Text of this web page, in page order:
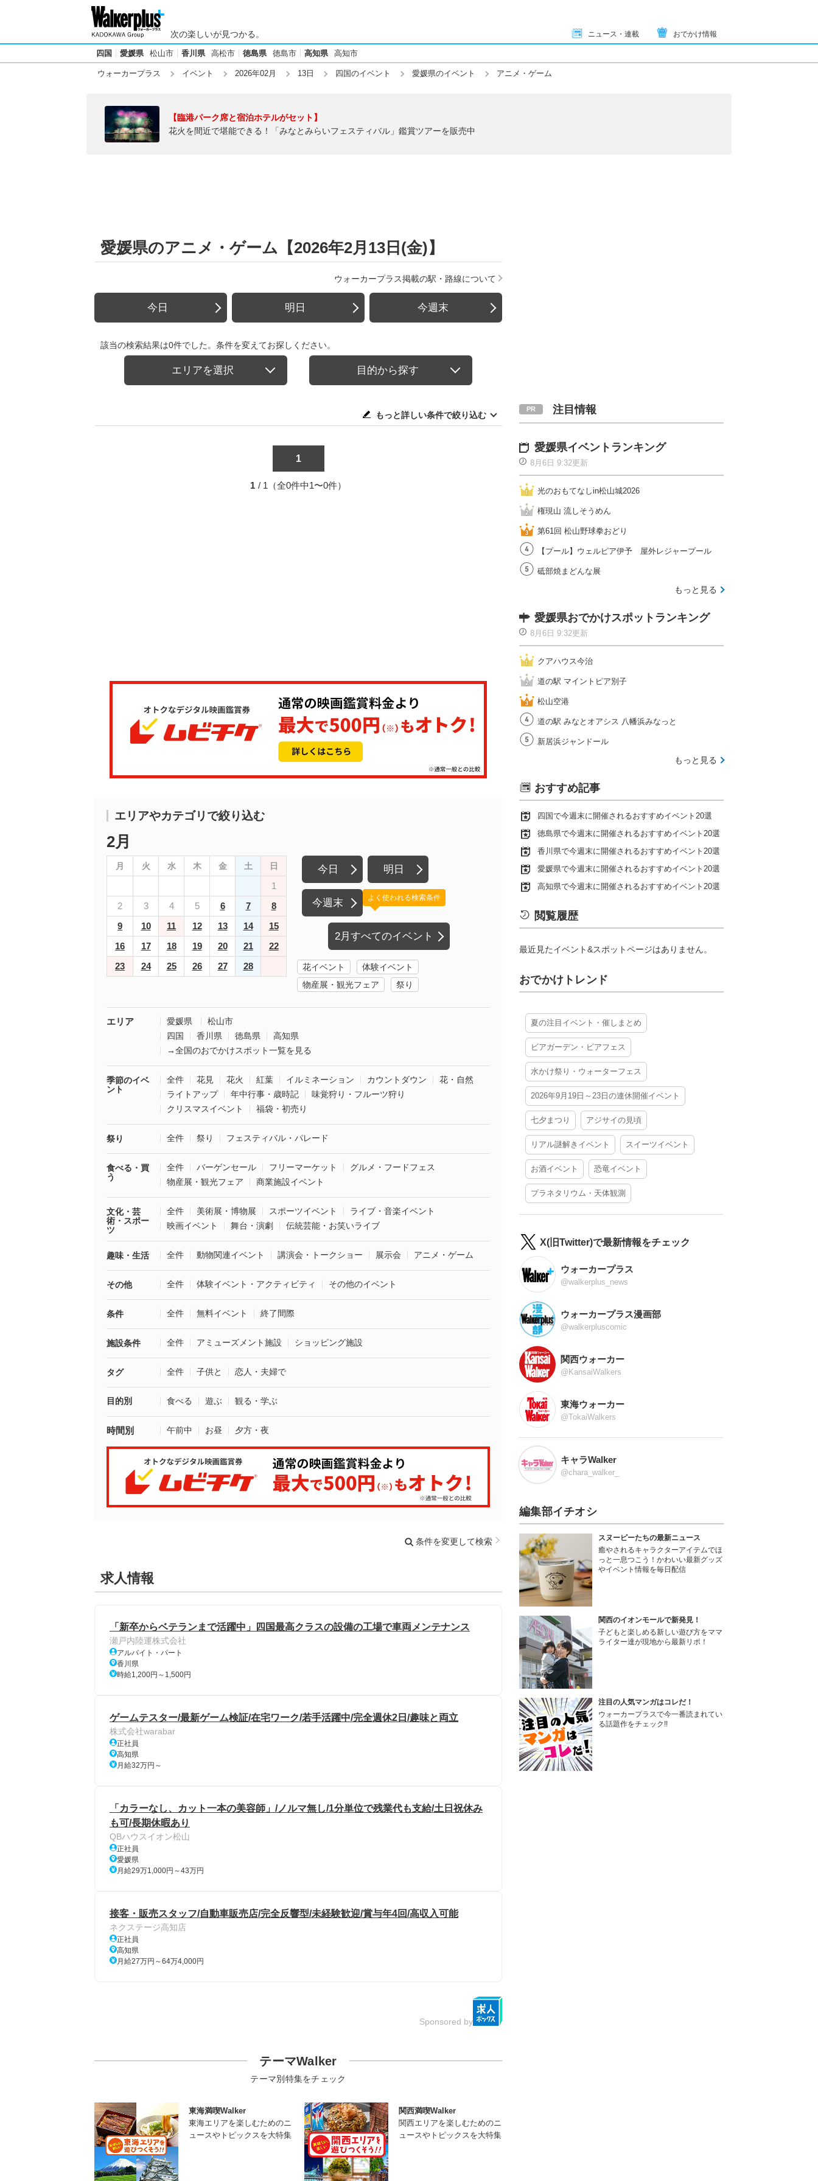
次の楽しいが見つかる。 ニュース・連載 おでかけ情報
四国 愛媛県 松山市 香川県 高松市 徳島県 徳島市 高知県 高知市
ウォーカープラス イベント 2026年02月 13日 四国のイベント 愛媛県のイベント アニメ・ゲーム
【臨港パーク席と宿泊ホテルがセット】
花火を間近で堪能できる！「みなとみらいフェスティバル」鑑賞ツアーを販売中
愛媛県のアニメ・ゲーム【2026年2月13日(金)】
ウォーカープラス掲載の駅・路線について
今日 明日 今週末
該当の検索結果は0件でした。条件を変えてお探しください。
エリアを選択 目的から探す
もっと詳しい条件で絞り込む
1
1 / 1（全0件中1〜0件）
エリアやカテゴリで絞り込む
2月
月 火 水 木 金 土 日
1
2
3 4 5 6 7
8
9
10 11 12 13 14
15
16
17 18 19 20 21
22
23
24 25 26 27 28
今日 明日
今週末
2月すべてのイベント
よく使われる検索条件
花イベント
体験イベント
物産展・観光フェア
祭り
エリア 愛媛県
松山市
四国
香川県 徳島県
高知県
→全国のおでかけスポット一覧を見る
季節のイベ
ント
全件 花見 花火 紅葉 イルミネーション カウントダウン
花・自然
ライトアップ
年中行事・歳時記
味覚狩り・フルーツ狩り
クリスマスイベント
福袋・初売り
祭り 全件 祭り フェスティバル・パレード
食べる・買
う
全件 バーゲンセール フリーマーケット
グルメ・フードフェス
物産展・観光フェア
商業施設イベント
文化・芸
術・スポー
ツ
全件 美術展・博物展 スポーツイベント
ライブ・音楽イベント
映画イベント
舞台・演劇 伝統芸能・お笑いライブ
趣味・生活 全件 動物関連イベント 講演会・トークショー 展示会 アニメ・ゲーム
その他 全件 体験イベント・アクティビティ その他のイベント
条件 全件 無料イベント 終了間際
施設条件 全件 アミューズメント施設 ショッピング施設
タグ 全件 子供と 恋人・夫婦で
目的別 食べる 遊ぶ 観る・学ぶ
時間別 午前中 お昼 夕方・夜
条件を変更して検索
求人情報
「新卒からベテランまで活躍中」四国最高クラスの設備の工場で車両メンテナンス
瀬戸内陸運株式会社
アルバイト・パート
香川県
時給1,200円～1,500円
ゲームテスター/最新ゲーム検証/在宅ワーク/若手活躍中/完全週休2日/趣味と両立
株式会社warabar
正社員
高知県
月給32万円～
「カラーなし、カット一本の美容師」/ノルマ無し/1分単位で残業代も支給/土日祝休み
も可/長期休暇あり
QBハウスイオン松山
正社員
愛媛県
月給29万1,000円～43万円
接客・販売スタッフ/自動車販売店/完全反響型/未経験歓迎/賞与年4回/高収入可能
ネクステージ高知店
正社員
高知県
月給27万円～64万4,000円
Sponsored by
テーマWalker
テーマ別特集をチェック
東海満喫Walker
東海エリアを楽しむためのニ
ュースやトピックスを大特集
関西満喫Walker
関西エリアを楽しむためのニ
ュースやトピックスを大特集
注目情報
愛媛県イベントランキング
8月6日 9:32更新
光のおもてなしin松山城2026
権現山 流しそうめん
第61回 松山野球拳おどり
【プール】ウェルピア伊予 屋外レジャープール
砥部焼まどんな展
もっと見る
愛媛県おでかけスポットランキング
8月6日 9:32更新
クアハウス今治
道の駅 マイントピア別子
松山空港
道の駅 みなとオアシス 八幡浜みなっと
新居浜ジャンドール
もっと見る
おすすめ記事
四国で今週末に開催されるおすすめイベント20選
徳島県で今週末に開催されるおすすめイベント20選
香川県で今週末に開催されるおすすめイベント20選
愛媛県で今週末に開催されるおすすめイベント20選
高知県で今週末に開催されるおすすめイベント20選
閲覧履歴
最近見たイベント&スポットページはありません。
おでかけトレンド
夏の注目イベント・催しまとめ
ビアガーデン・ビアフェス
水かけ祭り・ウォーターフェス
2026年9月19日～23日の連休開催イベント
七夕まつり アジサイの見頃
リアル謎解きイベント スイーツイベント
お酒イベント 恐竜イベント
プラネタリウム・天体観測
X(旧Twitter)で最新情報をチェック
ウォーカープラス
@walkerplus_news
ウォーカープラス漫画部
@walkerpluscomic
関西ウォーカー
@KansaiWalkers
東海ウォーカー
@TokaiWalkers
キャラWalker
@chara_walker_
編集部イチオシ
スヌーピーたちの最新ニュース
癒やされるキャラクターアイテムでほ
っと一息つこう！かわいい最新グッズ
やイベント情報を毎日配信
関西のイオンモールで新発見！
子どもと楽しめる新しい遊び方をママ
ライター達が現地から最新リポ！
注目の人気マンガはコレだ！
ウォーカープラスで今一番読まれてい
る話題作をチェック!!